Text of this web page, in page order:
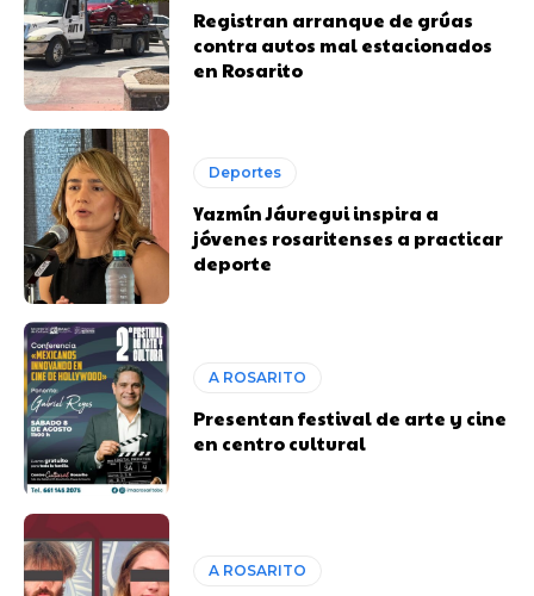
Registran arranque de grúas
contra autos mal estacionados
en Rosarito
Deportes
Yazmín Jáuregui inspira a
jóvenes rosaritenses a practicar
deporte
A ROSARITO
Presentan festival de arte y cine
en centro cultural
A ROSARITO